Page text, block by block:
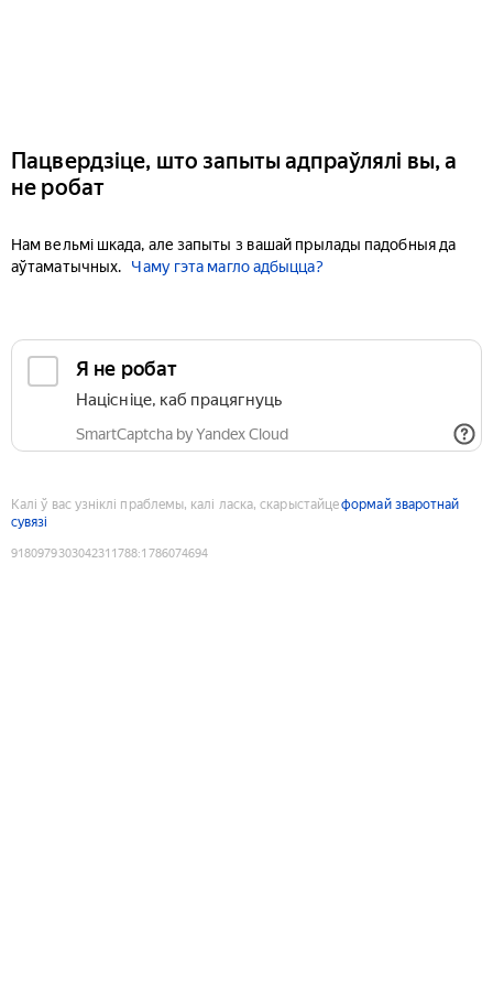
Пацвердзіце, што запыты адпраўлялі вы, а
не робат
Нам вельмі шкада, але запыты з вашай прылады падобныя да
аўтаматычных.
Чаму гэта магло адбыцца?
Я не робат
Націсніце, каб працягнуць
SmartCaptcha by Yandex Cloud
Калі ў вас узніклі праблемы, калі ласка, скарыстайцеформай зваротнай
сувязі
9180979303042311788:1786074694